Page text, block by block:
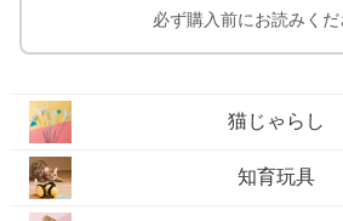
必ず購入前にお読みくだ
猫じゃらし
知育玩具